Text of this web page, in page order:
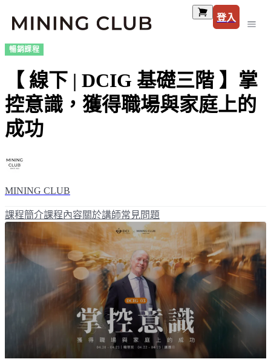
登入
暢銷課程
【 線下 | DCIG 基礎三階 】掌
控意識，獲得職場與家庭上的
成功
MINING CLUB
課程簡介課程內容關於講師常見問題